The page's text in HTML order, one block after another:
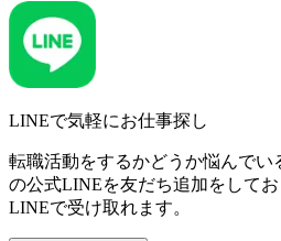
LINEで気軽にお仕事探し
転職活動をするかどうか悩んで
の公式LINEを友だち追加をして
LINEで受け取れます。